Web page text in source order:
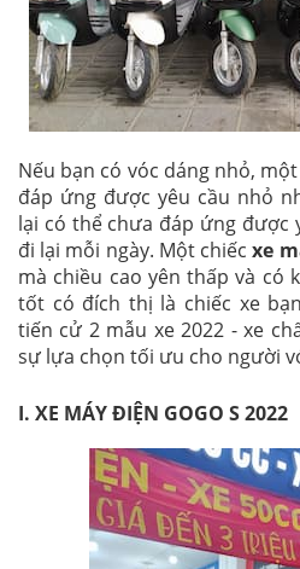
Nếu bạn có vóc dáng nhỏ,
đáp ứng được yêu cầu nhỏ
lại có thể chưa đáp ứng được
đi lại mỗi ngày. Một chiếcxe
mà chiều cao yên thấp và có
tốt có đích thị là chiếc xe
tiến cử 2 mẫu xe 2022 - xe
sự lựa chọn tối ưu cho người
I. XE MÁY ĐIỆN GOGO S 2022